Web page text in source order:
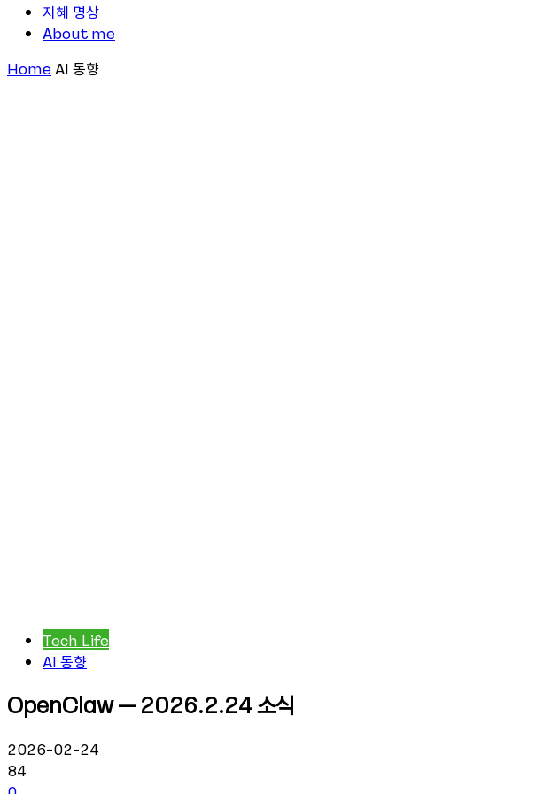
지혜 명상
About me
Home AI 동향
Tech Life
AI 동향
OpenClaw – 2026.2.24 소식
2026-02-24
84